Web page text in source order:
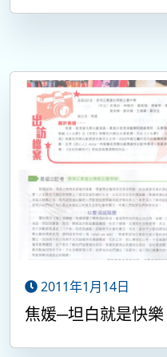
2011年1月14日
焦媛─坦白就是快樂